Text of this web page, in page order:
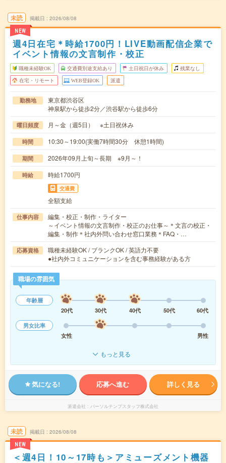
未読
NEW
掲載日 2026/08/08
週4日在宅＊時給1700円！LIVE動画配信企業で
イベント情報の文言制作・校正
職種未経験OK 交通費別途支給あり 土日祝日が休み 残業なし
在宅・リモート WEB登録OK 派遣
勤務地
東京都渋谷区
神泉駅から徒歩2分／渋谷駅から徒歩6分
曜日頻度 月～金（週5日） ※土日祝休み
時間 10:30～19:00(実働7時間30分 休憩1時間)
期間 2026年09月上旬～長期 ※9月～！
時給 時給1700円
交通費
全額支給
仕事内容
編集・校正・制作・ライター
～イベント情報の文言制作・校正のお仕事～＊文言の校正・
編集・制作＊社内外問い合わせ窓口業務＊FAQ・…
応募資格
職種未経験OK / ブランクOK / 英語力不要
●社内外コミュニケーションを含む事務経験がある方
職場の雰囲気
年齢層
20代
30代 40代 50代
60代
男女比率
女性
男性
もっと見る
気になる! 応募へ進む 詳しく見る
派遣会社 パーソルテンプスタッフ株式会社
未読
NEW
掲載日 2026/08/08
＜週4日！10～17時も＞アミューズメント機器